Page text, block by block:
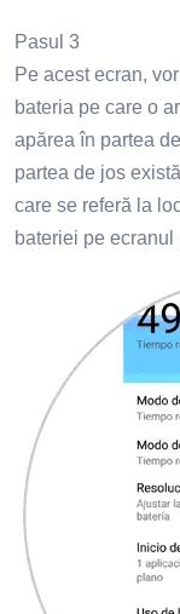
Pasul 3
Pe acest ecran,
bateria pe care o
apărea în partea
partea de jos
care se referă la
bateriei pe